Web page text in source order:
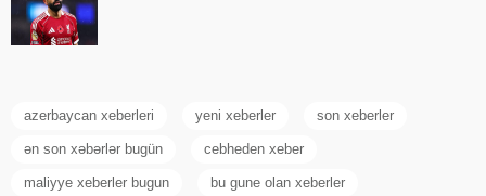
azerbaycan xeberleri yeni xeberler son xeberler
ən son xəbərlər bugün cebheden xeber
maliyye xeberler bugun bu gune olan xeberler